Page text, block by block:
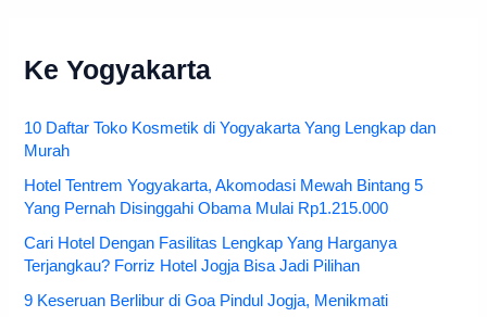
Ke Yogyakarta
10 Daftar Toko Kosmetik di Yogyakarta Yang Lengkap dan
Murah
Hotel Tentrem Yogyakarta, Akomodasi Mewah Bintang 5
Yang Pernah Disinggahi Obama Mulai Rp1.215.000
Cari Hotel Dengan Fasilitas Lengkap Yang Harganya
Terjangkau? Forriz Hotel Jogja Bisa Jadi Pilihan
9 Keseruan Berlibur di Goa Pindul Jogja, Menikmati